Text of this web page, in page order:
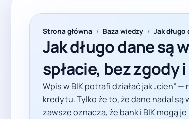
TL;DR: Materiał wyjaśnia, jak długo dane
Strona główna / Baza wiedzy / Jak długo
Jak długo dane są
spłacie, bez zgody
Wpis w BIK potrafi działać jak „cień”
kredytu. Tylko że to, że dane nadal są
zawsze oznacza, że bank i BIK mogą